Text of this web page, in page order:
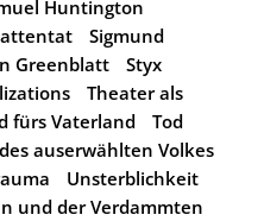
Huntington
Sigmund
Greenblatt
Styx
Theater als
fürs Vaterland
Tod
auserwählten Volkes
Unsterblichkeit
und der Verdammten